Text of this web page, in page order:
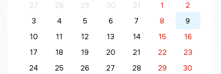
27
28 29 30 31 1
2
3
4 5 6 7 8
9
10
11 12 13 14 15
16
17
18 19 20 21 22
23
24
25 26 27 28 29 30